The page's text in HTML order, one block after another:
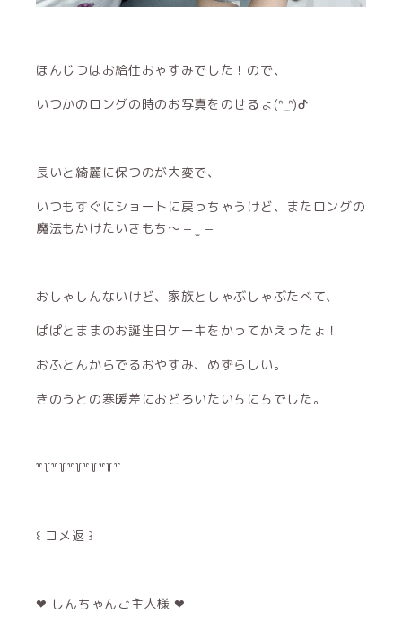
ほんじつはお給仕おゃすみでした！ので、
いつかのロングの時のお写真をのせるょ(ᐢ ̫ᐢ)ᕷ
長いと綺麗に保つのが大変で、
いつもすぐにショートに戻っちゃうけど、またロングの
魔法もかけたいきもち〜＝ ̫ ＝
おしゃしんないけど、家族としゃぶしゃぶたべて、
ぱぱとままのお誕生日ケーキをかってかえったょ！
おふとんからでるおやすみ、めずらしい。
きのうとの寒暖差におどろいたいちにちでした。
꒷꒦꒷꒦꒷꒦꒷꒦꒷꒦꒷
꒰ コメ返 ꒱
‪‪❤︎‬ しんちゃんご主人様 ‪‪❤︎‬